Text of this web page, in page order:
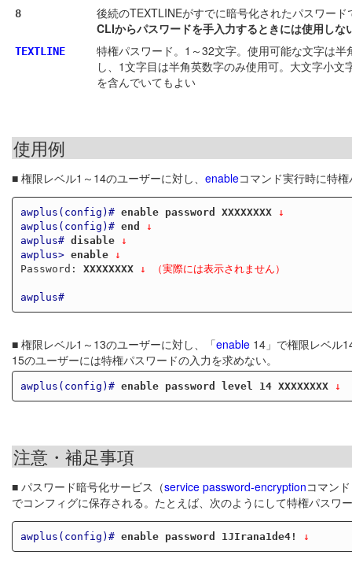
8
後続のTEXTLINEがすでに暗号化されたパスワー
CLIからパスワードを手入力するときには使用しな
TEXTLINE
特権パスワード。1～32文字。使用可能な文字は
し、1文字目は半角英数字のみ使用可。大文字小
を含んでいてもよい
使用例
■ 権限レベル1～14のユーザーに対し、 enableコマンド実行時に特
awplus(config)# enable password XXXXXXXX ↓
awplus(config)# end
↓
awplus# disable ↓
awplus> enable ↓
Password: XXXXXXXX ↓ （実際には表示されません）
awplus#
■ 権限レベル1～13のユーザーに対し、「enable 14」で権限レベル
15のユーザーには特権パスワードの入力を求めない。
awplus(config)# enable password level 14 XXXXXXXX ↓
注意・補足事項
■ パスワード暗号化サービス（service password-encryptionコマン
でコンフィグに保存される。たとえば、次のようにして特権パスワ
awplus(config)# enable password 1JIrana1de4! ↓